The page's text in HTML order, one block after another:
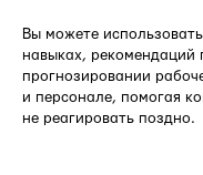
Вы можете
навыках, рекомендаций
прогнозировании
и персонале, помогая
не реагировать поздно.